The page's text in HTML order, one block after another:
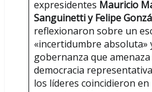
expresidentes Mauricio
Sanguinetti y Felipe
reflexionaron sobre un
«incertidumbre absoluta»
gobernanza que amenaza
democracia
los líderes coincidieron